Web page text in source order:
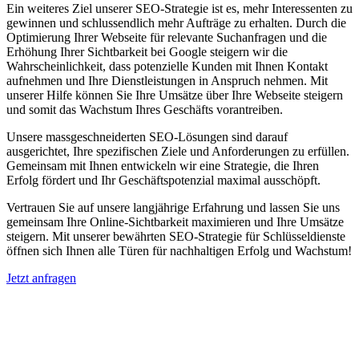
Ein weiteres Ziel unserer SEO-Strategie ist es, mehr Interessenten zu
gewinnen und schlussendlich mehr Aufträge zu erhalten. Durch die
Optimierung Ihrer Webseite für relevante Suchanfragen und die
Erhöhung Ihrer Sichtbarkeit bei Google steigern wir die
Wahrscheinlichkeit, dass potenzielle Kunden mit Ihnen Kontakt
aufnehmen und Ihre Dienstleistungen in Anspruch nehmen. Mit
unserer Hilfe können Sie Ihre Umsätze über Ihre Webseite steigern
und somit das Wachstum Ihres Geschäfts vorantreiben.
Unsere massgeschneiderten SEO-Lösungen sind darauf
ausgerichtet, Ihre spezifischen Ziele und Anforderungen zu erfüllen.
Gemeinsam mit Ihnen entwickeln wir eine Strategie, die Ihren
Erfolg fördert und Ihr Geschäftspotenzial maximal ausschöpft.
Vertrauen Sie auf unsere langjährige Erfahrung und lassen Sie uns
gemeinsam Ihre Online-Sichtbarkeit maximieren und Ihre Umsätze
steigern. Mit unserer bewährten SEO-Strategie für Schlüsseldienste
öffnen sich Ihnen alle Türen für nachhaltigen Erfolg und Wachstum!
Jetzt anfragen